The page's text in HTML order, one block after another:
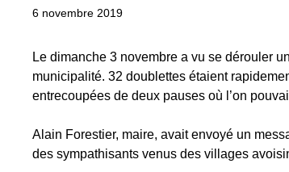
6 novembre 2019
Le dimanche 3 novembre a vu se dérouler
municipalité. 32 doublettes étaient
entrecoupées de deux pauses où l’on
Alain Forestier, maire, avait envoyé un
des sympathisants venus des villages